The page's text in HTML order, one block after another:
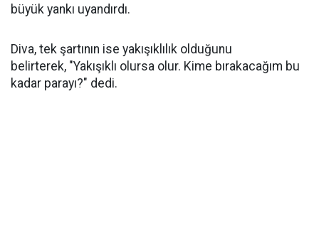
büyük yankı uyandırdı.
Diva, tek şartının ise yakışıklılık olduğunu
belirterek, "Yakışıklı olursa olur. Kime bırakacağım bu
kadar parayı?" dedi.